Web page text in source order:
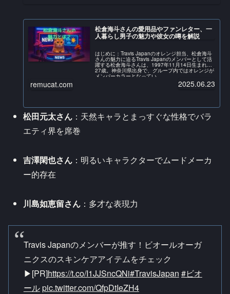
松倉海斗さんの愛用品やファンレター、一
人暮らし男子の魅力や彼女の噂を解説
はじめに：Travis Japanのオレンジ担当、松倉海斗
さんの魅力に迫るTravis Japanのメンバーとして活
躍する松倉海斗さんは、1997年11月14日生まれの
27歳。神奈川県出身で、グループ内ではオレンジが
メンバーカラーとなってい...
remucat.com 2025.06.23
松田元太さん ：天然キャラとまっすぐな性格でバラ
エティ界を席巻
吉澤閑也さん ：明るいキャラクターでムードメーカ
ー的存在
川島如恵留さん ：多才な表現力
Travis Japanのメンバーが推す！ビオールオーガ
ニクスのスキンケアアイテムをチェック
▶[PR]https://t.co/I1JJSncQNi#TravisJapan #ビオ
ールpic.twitter.com/QfpDtIeZH4